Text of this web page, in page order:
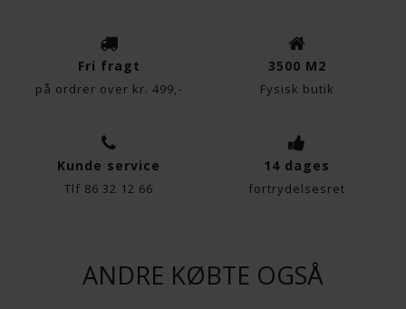
Fri fragt
på ordrer over kr. 499,-
3500 M2
Fysisk butik
Kunde service
Tlf 86 32 12 66
14 dages
fortrydelsesret
ANDRE KØBTE OGSÅ